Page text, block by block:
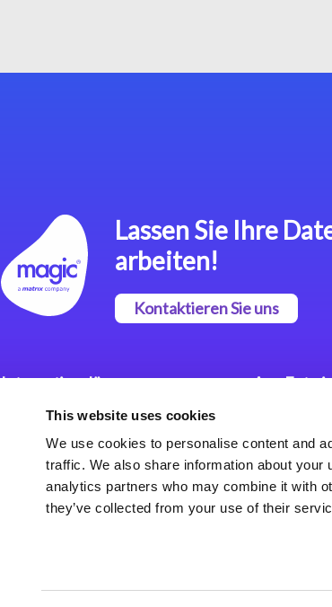
This website uses cookies
We use cookies to personalise content and
traffic. We also share information about
analytics partners who may combine it with
they’ve collected from your use of their
Lassen Sie Ihre
arbeiten!
Kontaktieren Sie uns
Integrationslösungen
Magic xpi
Integrationsplattform
App
Plattform
Magic xpa
Framework